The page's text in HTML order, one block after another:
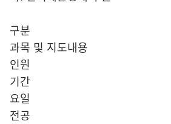
구분
과목 및 지도내용
인원
기간
요일
전공